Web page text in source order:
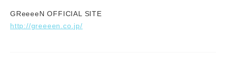
GReeeeN OFFICIAL SITE
http://greeeen.co.jp/